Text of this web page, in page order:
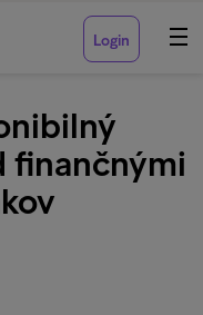
Login
finančnými